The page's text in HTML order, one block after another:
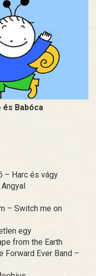
és Babóca
– Harc és vágy
– Switch me on
egy
from the Earth
Forward Ever Band –